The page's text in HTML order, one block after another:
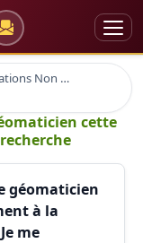
Organisations Non Gouvernementales
cette
géomaticien
à la
me